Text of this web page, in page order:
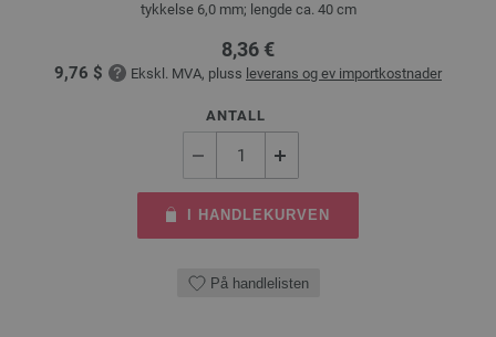
tykkelse 6,0 mm; lengde ca. 40 cm
8,36 €
9,76 $ Ekskl. MVA, pluss leverans og ev importkostnader
ANTALL
I HANDLEKURVEN
På handlelisten